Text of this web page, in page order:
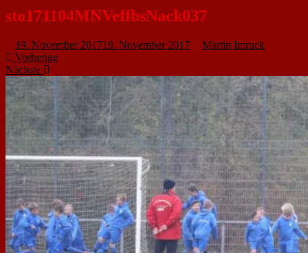
sto171104MNVeffbsNack037
19. November 201719. November 2017
Martin Imruck
Vorherige
Nächste